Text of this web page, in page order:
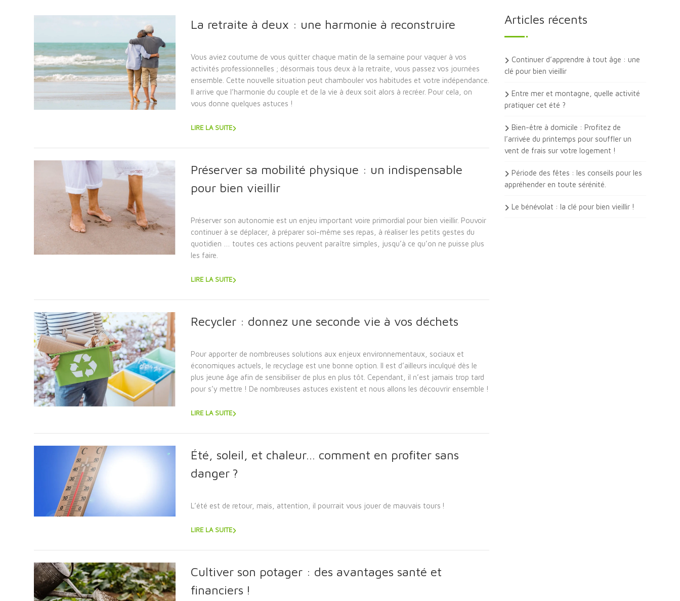
La retraite à deux : une harmonie à reconstruire
Vous aviez coutume de vous quitter chaque matin de la semaine pour vaquer à vos
activités professionnelles ; désormais tous deux à la retraite, vous passez vos journées
ensemble. Cette nouvelle situation peut chambouler vos habitudes et votre indépendance.
Il arrive que l’harmonie du couple et de la vie à deux soit alors à recréer. Pour cela, on
vous donne quelques astuces !
LIRE LA SUITE
Préserver sa mobilité physique : un indispensable
pour bien vieillir
Préserver son autonomie est un enjeu important voire primordial pour bien vieillir. Pouvoir
continuer à se déplacer, à préparer soi-même ses repas, à réaliser les petits gestes du
quotidien … toutes ces actions peuvent paraître simples, jusqu’à ce qu’on ne puisse plus
les faire.
LIRE LA SUITE
Recycler : donnez une seconde vie à vos déchets
Pour apporter de nombreuses solutions aux enjeux environnementaux, sociaux et
économiques actuels, le recyclage est une bonne option. Il est d’ailleurs inculqué dès le
plus jeune âge afin de sensibiliser de plus en plus tôt. Cependant, il n’est jamais trop tard
pour s’y mettre ! De nombreuses astuces existent et nous allons les découvrir ensemble !
LIRE LA SUITE
Été, soleil, et chaleur… comment en profiter sans
danger ?
L’été est de retour, mais, attention, il pourrait vous jouer de mauvais tours !
LIRE LA SUITE
Cultiver son potager : des avantages santé et
financiers !
Articles récents
Continuer d’apprendre à tout âge : une
clé pour bien vieillir
Entre mer et montagne, quelle activité
pratiquer cet été ?
Bien-être à domicile : Profitez de
l’arrivée du printemps pour souffler un
vent de frais sur votre logement !
Période des fêtes : les conseils pour les
appréhender en toute sérénité.
Le bénévolat : la clé pour bien vieillir !